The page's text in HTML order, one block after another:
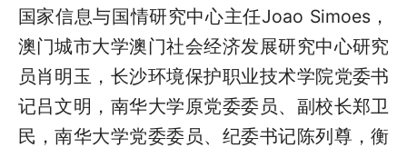
国家信息与国情研究中心主任Joao Simoes，
澳门城市大学澳门社会经济发展研究中心研究
员肖明玉，长沙环境保护职业技术学院党委书
记吕文明，南华大学原党委委员、副校长郑卫
民，南华大学党委委员、纪委书记陈列尊，衡